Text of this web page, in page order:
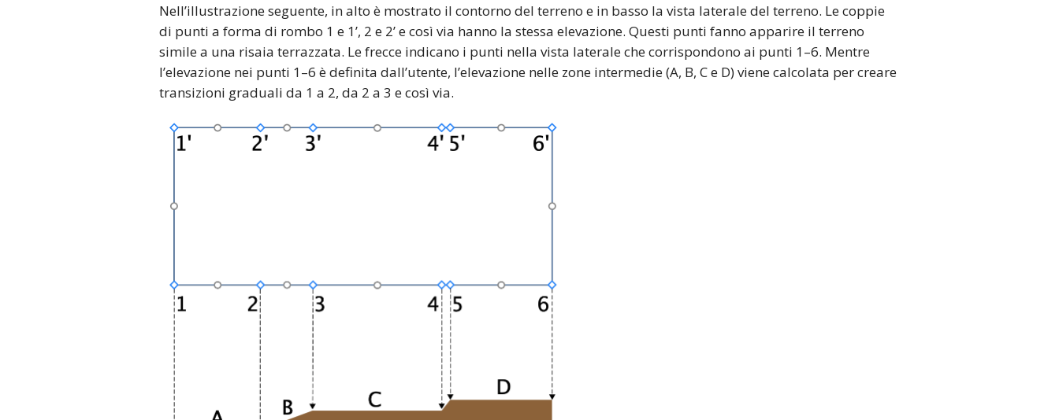
Nell’illustrazione seguente, in alto è mostrato il contorno del terreno e in basso la vista laterale del terreno. Le coppie
di punti a forma di rombo 1 e 1’, 2 e 2’ e così via hanno la stessa elevazione. Questi punti fanno apparire il terreno
simile a una risaia terrazzata. Le frecce indicano i punti nella vista laterale che corrispondono ai punti 1–6. Mentre
l’elevazione nei punti 1–6 è definita dall’utente, l’elevazione nelle zone intermedie (A, B, C e D) viene calcolata per creare
transizioni graduali da 1 a 2, da 2 a 3 e così via.